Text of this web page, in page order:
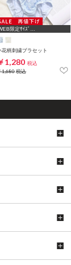
限定ｻｲｽﾞ
花柄刺繍ブラセット
1,280 税込
1,680税込